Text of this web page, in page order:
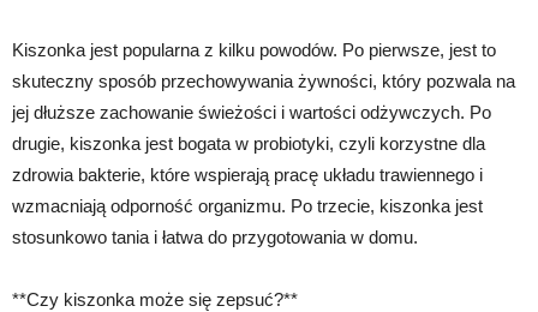
Kiszonka jest popularna z kilku powodów. Po pierwsze, jest to
skuteczny sposób przechowywania żywności, który pozwala na
jej dłuższe zachowanie świeżości i wartości odżywczych. Po
drugie, kiszonka jest bogata w probiotyki, czyli korzystne dla
zdrowia bakterie, które wspierają pracę układu trawiennego i
wzmacniają odporność organizmu. Po trzecie, kiszonka jest
stosunkowo tania i łatwa do przygotowania w domu.
**Czy kiszonka może się zepsuć?**